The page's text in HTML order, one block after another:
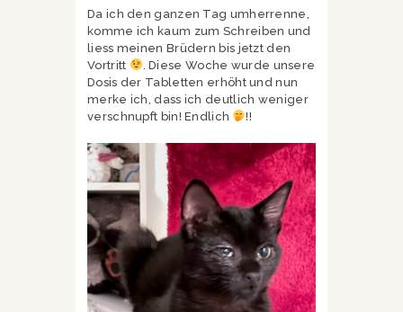
Da ich den ganzen Tag umherrenne,
komme ich kaum zum Schreiben und
liess meinen Brüdern bis jetzt den
Vortritt
. Diese Woche wurde unsere
Dosis der Tabletten erhöht und nun
merke ich, dass ich deutlich weniger
verschnupft bin! Endlich
!!